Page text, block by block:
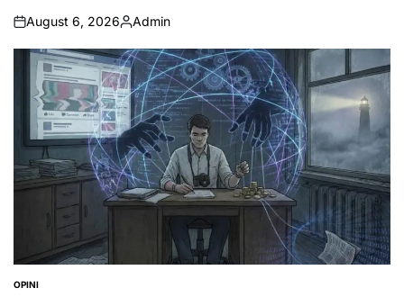
on
August 6, 2026
Posted
by
Admin
POSTED
OPINI